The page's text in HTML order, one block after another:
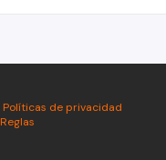
Políticas de privacidad
Reglas